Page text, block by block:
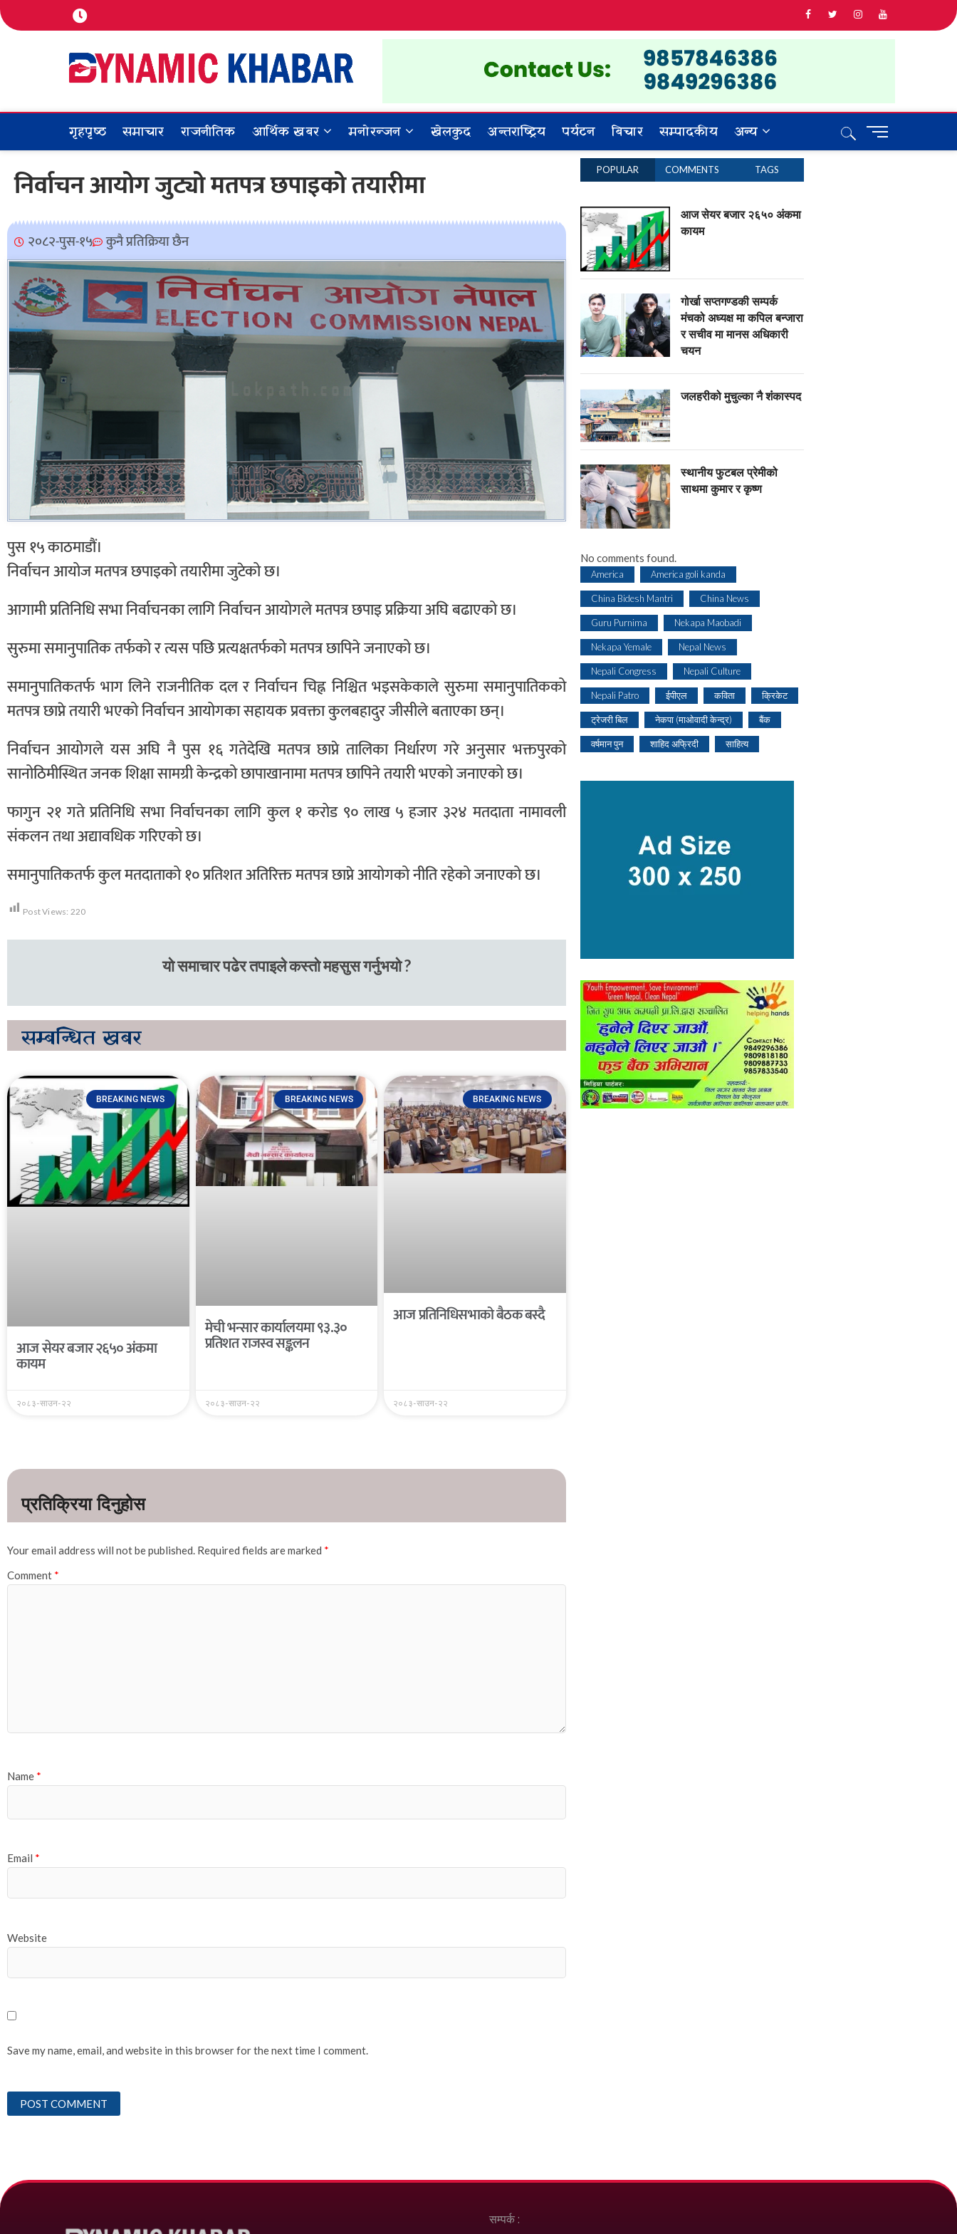
Dynamic Khabar
गृहपृष्ठ समाचार राजनीतिक आर्थिक खबर मनोरन्जन खेलकुद अन्तराष्ट्रिय पर्यटन बिचार सम्पादकीय अन्य
M
निर्वाचन आयोग जुट्यो मतपत्र छपाइको तयारीमा
२०८२-पुस-१५ कुनै प्रतिक्रिया छैन
पुस १५ काठमाडौं।
निर्वाचन आयोज मतपत्र छपाइको तयारीमा जुटेको छ।
आगामी प्रतिनिधि सभा निर्वाचनका लागि निर्वाचन आयोगले मतपत्र छपाइ प्रक्रिया अघि बढाएको छ।
सुरुमा समानुपातिक तर्फको र त्यस पछि प्रत्यक्षतर्फको मतपत्र छापिने जनाएको छ।
समानुपातिकतर्फ भाग लिने राजनीतिक दल र निर्वाचन चिह्न निश्चित भइसकेकाले सुरुमा समानुपातिकको
मतपत्र छाप्ने तयारी भएको निर्वाचन आयोगका सहायक प्रवक्ता कुलबहादुर जीसीले बताएका छन्।
निर्वाचन आयोगले यस अघि नै पुस १६ गतेदेखि मतपत्र छाप्ने तालिका निर्धारण गरे अनुसार भक्तपुरको
सानोठिमीस्थित जनक शिक्षा सामग्री केन्द्रको छापाखानामा मतपत्र छापिने तयारी भएको जनाएको छ।
फागुन २१ गते प्रतिनिधि सभा निर्वाचनका लागि कुल १ करोड ९० लाख ५ हजार ३२४ मतदाता नामावली
संकलन तथा अद्यावधिक गरिएको छ।
समानुपातिकतर्फ कुल मतदाताको १० प्रतिशत अतिरिक्त मतपत्र छाप्ने आयोगको नीति रहेको जनाएको छ।
Post Views: 220
यो समाचार पढेर तपाइले कस्तो महसुस गर्नुभयो ?
सम्बन्धित खबर
BREAKING NEWS
आज सेयर बजार २६५० अंकमा
कायम
२०८३-साउन-२२
BREAKING NEWS
मेची भन्सार कार्यालयमा ९३.३०
प्रतिशत राजस्व सङ्कलन
२०८३-साउन-२२
BREAKING NEWS
आज प्रतिनिधिसभाको बैठक बस्दै
२०८३-साउन-२२
Your email address will not be published. Required fields are marked *
Comment *
Name *
Email *
Website
Save my name, email, and website in this browser for the next time I comment.
POPULAR COMMENTS TAGS
आज सेयर बजार २६५० अंकमा
कायम
गोर्खा सप्तगण्डकी सम्पर्क
मंचको अध्यक्ष मा कपिल बन्जारा
र सचीव मा मानस अधिकारी
चयन
जलहरीको मुचुल्का नै शंंकास्पद
स्थानीय फुटबल प्रेमीको
साथमा कुमार र कृष्ण
No comments found.
America America goli kanda
China Bidesh Mantri China News
Guru Purnima Nekapa Maobadi
Nekapa Yemale Nepal News
Nepali Congress Nepali Culture
Nepali Patro ईपीएल कविता क्रिकेट
ट्रेजरी बिल नेकपा (माओवादी केन्द्र) बैंक
वर्षमान पुन शाहिद अफ्रिदी साहित्य
सम्पर्क :